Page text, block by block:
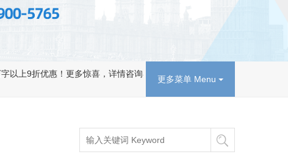
更多菜单 Menu
惠！更多惊喜，详情咨询客服400-900-6567。